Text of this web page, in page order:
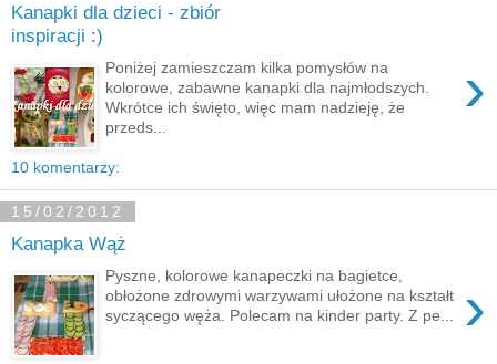
Kanapki dla dzieci - zbiór
inspiracji :)
›
Poniżej zamieszczam kilka pomysłów na
kolorowe, zabawne kanapki dla najmłodszych.
Wkrótce ich święto, więc mam nadzieję, że
przeds...
10 komentarzy:
15/02/2012
Kanapka Wąż
›
Pyszne, kolorowe kanapeczki na bagietce,
obłożone zdrowymi warzywami ułożone na kształt
syczącego węża. Polecam na kinder party. Z pe...